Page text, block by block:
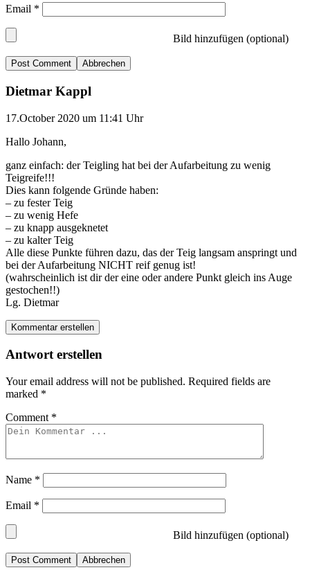
Email *
Bild hinzufügen (optional)
Abbrechen
Dietmar Kappl
17.October 2020 um 11:41 Uhr
Hallo Johann,
ganz einfach: der Teigling hat bei der Aufarbeitung zu wenig
Teigreife!!!
Dies kann folgende Gründe haben:
– zu fester Teig
– zu wenig Hefe
– zu knapp ausgeknetet
– zu kalter Teig
Alle diese Punkte führen dazu, das der Teig langsam anspringt und
bei der Aufarbeitung NICHT reif genug ist!
(wahrscheinlich ist dir der eine oder andere Punkt gleich ins Auge
gestochen!!)
Lg. Dietmar
Kommentar erstellen
Antwort erstellen
Your email address will not be published. Required fields are
marked *
Comment *
Name *
Email *
Bild hinzufügen (optional)
Abbrechen